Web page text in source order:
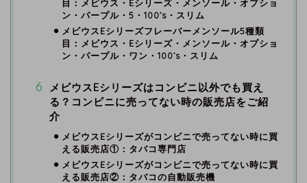
目：メビウス・Eシリーズ・メンソール・オプショ
ン・パープル・5・100’s・スリム
メビウスEシリーズフレーバーメンソール5種類
目：メビウス・Eシリーズ・メンソール・オプショ
ン・パープル・ワン・100’s・スリム
メビウスEシリーズはコンビニ以外でも買え
る？コンビニに売ってない時の販売店をご紹
介
メビウスEシリーズがコンビニで売ってない時に買
える販売店①：タバコ専門店
メビウスEシリーズがコンビニで売ってない時に買
える販売店②：タバコの自動販売機